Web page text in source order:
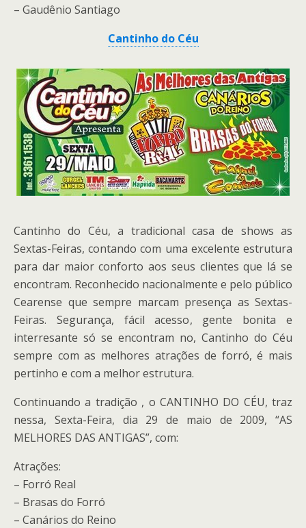
– Gaudênio Santiago
Cantinho do Céu
Cantinho do Céu, a tradicional casa de shows as
Sextas-Feiras, contando com uma excelente estrutura
para dar maior conforto aos seus clientes que lá se
encontram. Reconhecido nacionalmente e pelo público
Cearense que sempre marcam presença as Sextas-
Feiras. Segurança, fácil acesso, gente bonita e
interresante só se encontram no, Cantinho do Céu
sempre com as melhores atrações de forró, é mais
pertinho e com a melhor estrutura.
Continuando a tradição , o CANTINHO DO CÉU, traz
nessa, Sexta-Feira, dia 29 de maio de 2009, “AS
MELHORES DAS ANTIGAS”, com:
Atrações:
– Forró Real
– Brasas do Forró
– Canários do Reino